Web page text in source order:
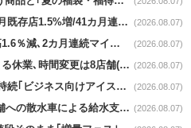
リテールパートナーズnews｜7月既存店1.5%増/41カ月連続増 (2026.08.07)
MrMax news｜7月既存店売上高1.6％減､2カ月連続マイナス (2026.08.07)
イオン九州news｜熊本地震による休業､時間変更は8店舗(8/7時点) (2026.08.07)
青山商事news｜6時間冷たさが持続｢ビジネス向けアイスベスト｣発売 (2026.08.07)
ローソンnews｜｢熊本地震｣/店舗への散水車による給水支援を開始 (2026.08.07)